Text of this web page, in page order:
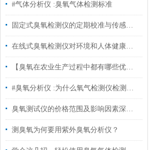
#气体分析仪 :臭氧气体检测标准
固定式臭氧检测仪的定期校准与传感器寿命管理
在线式臭氧检测仪对环境和人体健康有哪些影响？
【臭氧在农业生产过程中都有哪些优势?】 #臭氧检测仪#
#臭氧分析仪 :为什么氧气检测仪检测出的数据波动很大？
臭氧测试仪的价格范围及影响因素深度解析
测臭氧为何要用紫外臭氧分析仪？